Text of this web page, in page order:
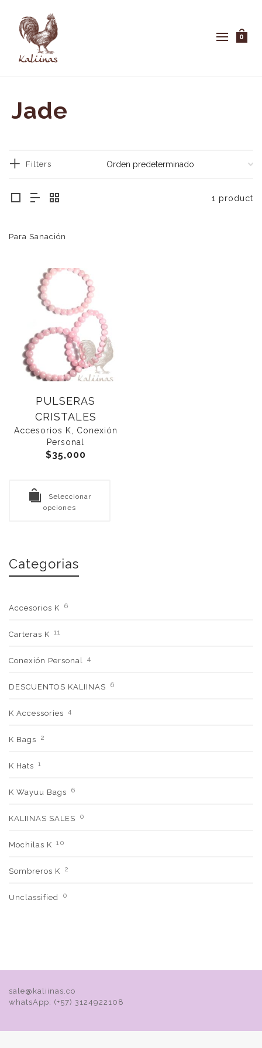
0
Jade
Filters
1 product
Para Sanación
PULSERAS
CRISTALES
Accesorios K
Conexión
Personal
$35,000
Seleccionar
opciones
Categorias
Accesorios K 6
Carteras K 11
Conexión Personal 4
DESCUENTOS KALIINAS 6
K Accessories 4
K Bags 2
K Hats 1
K Wayuu Bags 6
KALIINAS SALES 0
Mochilas K 10
Sombreros K 2
Unclassified 0
sale@kaliinas.co
whatsApp: (+57) 3124922108